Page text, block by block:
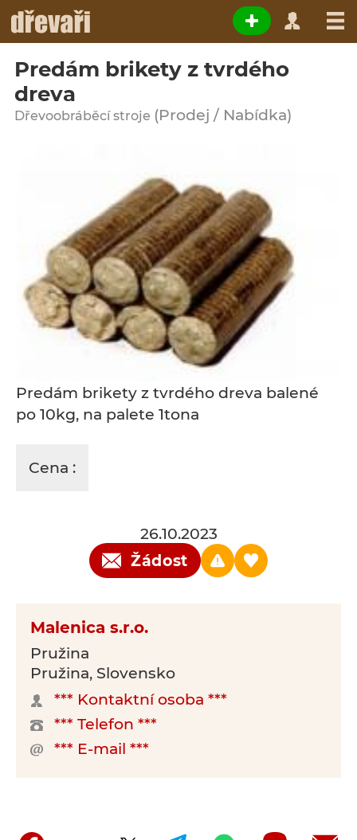
Predám brikety z tvrdého
dreva
Dřevoobráběcí stroje (Prodej / Nabídka)
Predám brikety z tvrdého dreva balené
po 10kg, na palete 1tona
Cena :
26.10.2023
Žádost
Malenica s.r.o.
Pružina
Pružina, Slovensko
*** Kontaktní osoba ***
*** Telefon ***
*** E-mail ***